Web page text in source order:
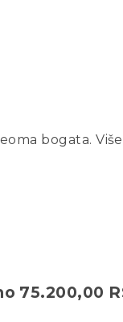
bogata.